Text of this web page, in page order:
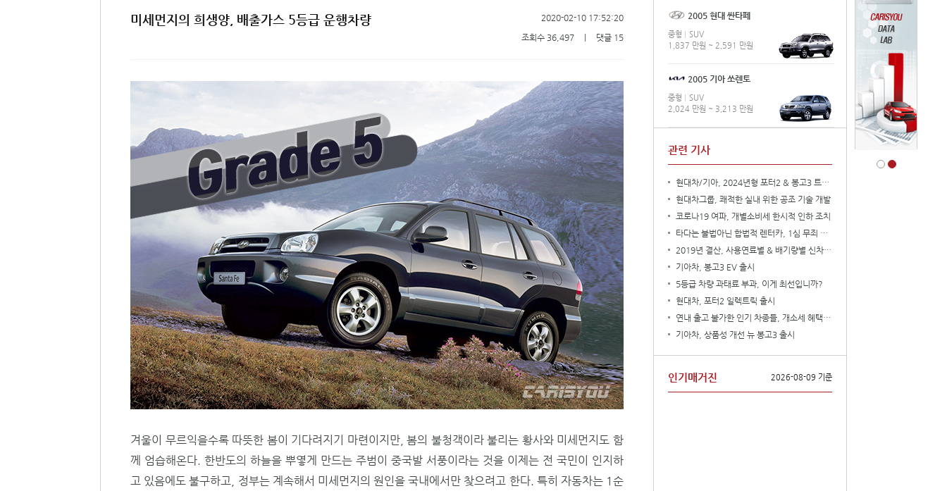
미세먼지의 희생양, 배출가스 5등급 운행차량
2020-02-10 17:52:20
조회수 36,497
댓글 15
겨울이 무르익을수록 따뜻한 봄이 기다려지기 마련이지만, 봄의 불청객이라 불리는 황사와 미세먼지도 함
께 엄습해온다. 한반도의 하늘을 뿌옇게 만드는 주범이 중국발 서풍이라는 것을 이제는 전 국민이 인지하
고 있음에도 불구하고, 정부는 계속해서 미세먼지의 원인을 국내에서만 찾으려고 한다. 특히 자동차는 1순
2005 현대 싼타페
중형
SUV
1,837 만원 ~ 2,591 만원
2005 기아 쏘렌토
중형
SUV
2,024 만원 ~ 3,213 만원
관련 기사
현대차/기아, 2024년형 포터2 & 봉고3 트럭 출시
현대차그룹, 쾌적한 실내 위한 공조 기술 개발
코로나19 여파, 개별소비세 한시적 인하 조치
타다는 불법아닌 합법적 렌터카, 1심 무죄 판결
2019년 결산, 사용연료별 & 배기량별 신차등록 현황
기아차, 봉고3 EV 출시
5등급 차량 과태료 부과, 이게 최선입니까?
현대차, 포터2 일렉트릭 출시
연내 출고 불가한 인기 차종들, 개소세 혜택은?
기아차, 상품성 개선 뉴 봉고3 출시
인기매거진 2026-08-09 기준